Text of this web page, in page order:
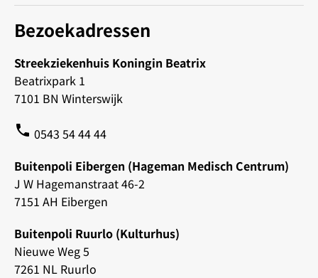
Bezoekadressen
Streekziekenhuis Koningin Beatrix
Beatrixpark 1
7101 BN Winterswijk
phone 0543 54 44 44
Buitenpoli Eibergen (Hageman Medisch Centrum)
J W Hagemanstraat 46-2
7151 AH Eibergen
Buitenpoli Ruurlo (Kulturhus)
Nieuwe Weg 5
7261 NL Ruurlo